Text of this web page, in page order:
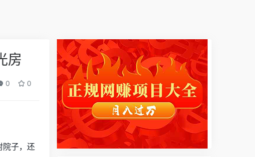
房
0 0
院子，还